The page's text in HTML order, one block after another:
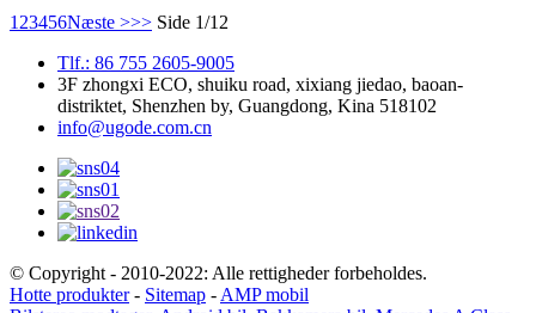
1 23456Næste >>> Side 1/12
Tlf.: 86 755 2605-9005
3F zhongxi ECO, shuiku road, xixiang jiedao, baoan-
distriktet, Shenzhen by, Guangdong, Kina 518102
info@ugode.com.cn
© Copyright - 2010-2022: Alle rettigheder forbeholdes.
Hotte produkter- Sitemap - AMP mobil